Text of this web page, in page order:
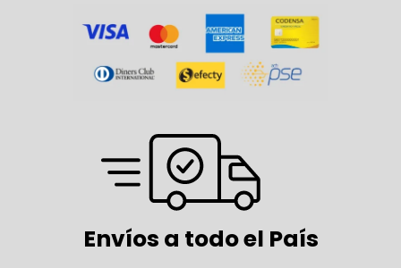
Envíos a todo el País